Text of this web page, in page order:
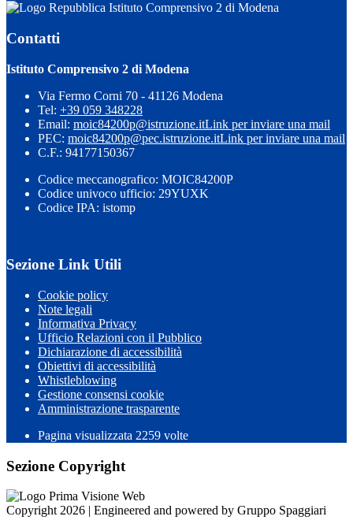
Istituto Comprensivo 2 di Modena
Contatti
Istituto Comprensivo 2 di Modena
Via Fermo Corni 70 - 41126 Modena
Tel: +39 059 348228
Email: moic84200p@istruzione.itLink per inviare una mail
PEC: moic84200p@pec.istruzione.itLink per inviare una mail
C.F.: 94177150367
Codice meccanografico: MOIC84200P
Codice univoco ufficio: 29YUXK
Codice IPA: istomp
Sezione Link Utili
Cookie policy
Note legali
Informativa Privacy
Ufficio Relazioni con il Pubblico
Dichiarazione di accessibilità
Obiettivi di accessibilità
Whistleblowing
Gestione consensi cookie
Amministrazione trasparente
Pagina visualizzata 2259 volte
Sezione Copyright
Copyright 2026 | Engineered and powered by Gruppo Spaggiari